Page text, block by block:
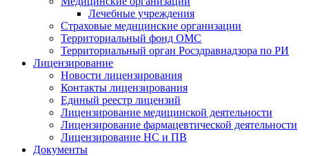
Лечебные учреждения
Страховые медицинские организации
Территориальный фонд ОМС
Территориальный орган Росздравнадзора по РИ
Лицензирование
Новости лицензирования
Контакты лицензирования
Единый реестр лицензий
Лицензирование медицинской деятельности
Лицензирование фармацевтической деятельности
Лицензирование НС и ПВ
Документы